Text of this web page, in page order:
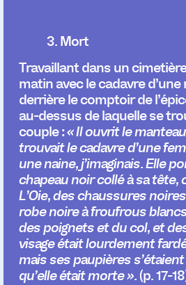
3. Mort
Travaillant dans un
matin avec le cadavre d’une
derrière le comptoir de
au-dessus de laquelle se
couple :« Il ouvrit le
trouvait le cadavre d’une
une naine, j’imaginais. Elle
chapeau noir collé à sa tête,
L’Oie, des chaussures
robe noire à froufrous
des poignets et du col, et
visage était lourdement
mais ses paupières
qu’elle était morte ». (p. 17-